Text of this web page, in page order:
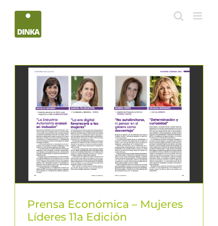
Prensa Económica – Mujeres
Líderes 11a Edición